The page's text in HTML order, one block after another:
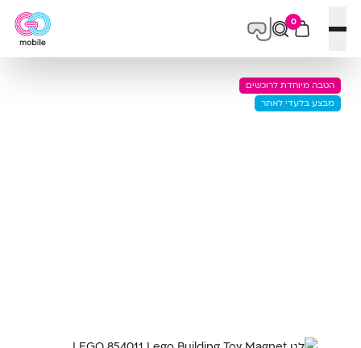
פתח תפריט
0
הטבה מיוחדת לרוכשים
מבצע בלעדי לאתר